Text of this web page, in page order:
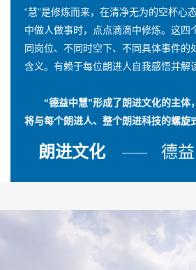
“慧”是修炼而来，在清净无为的空杯心
中做人做事时，点点滴滴中修炼。这四
同岗位、不同时空下、不同具体事件的
含义。有赖于每位朗进人自我感悟并解
“德益中慧”形成了朗进文化的主体
将与每个朗进人、整个朗进科技的螺旋
朗进文化 德